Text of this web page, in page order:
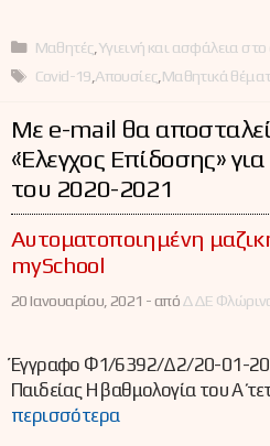
Κατηγορίες
Μαθητές Υγιεινή και ασφάλεια στο
Ετικέτες
Covid-19 Απουσίες Μαθητικά
Με e-mail θα
«Έλεγχος Επίδοσης»
του 2020-2021
Αυτοματοποιημένη
mySchool
20 Ιανουαρίου, 2021 -απόΔΔΕ
Έγγραφο Φ1/6392/Δ2/20-01-
Παιδείας H βαθμολογία του Α΄
περισσότερα